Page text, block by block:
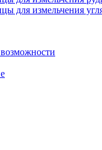
для измельчения